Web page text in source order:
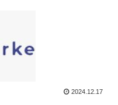
2024.12.17